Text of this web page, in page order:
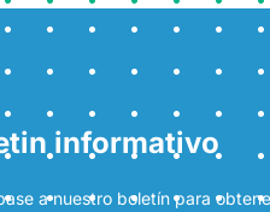
informativo
a nuestro boletín para